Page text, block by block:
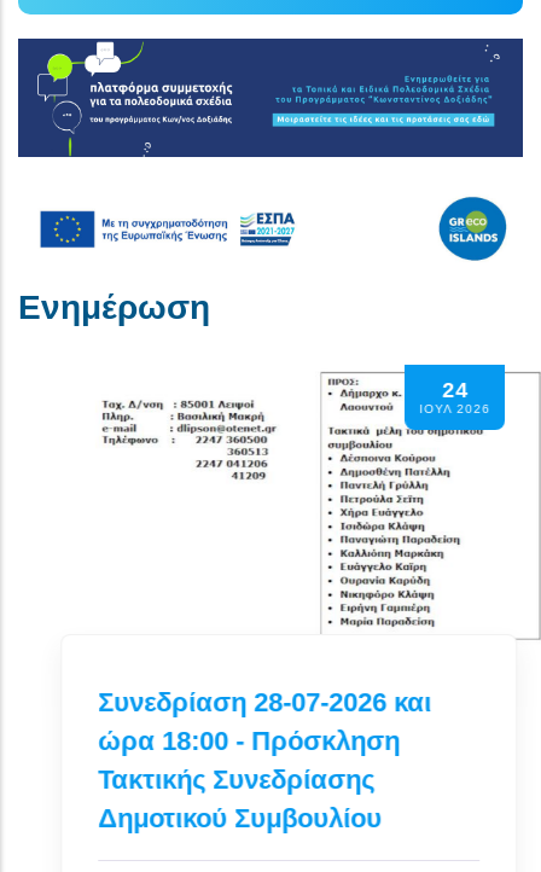
Ενημέρωση
14
ΙΟΥΛ 2026
Αναλύσεις Νερού Δημοτικού
Δικτύου Ύδρευσης για το
Μήνα Ιούνιο 2026